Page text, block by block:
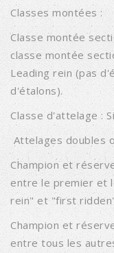
Classes montées :
Classe montée
classe montée
Leading rein (pas
d'étalons).
Classe d'attelage :
Attelages doubles
Champion et
entre le premier et
rein" et "first
Champion et
entre tous les